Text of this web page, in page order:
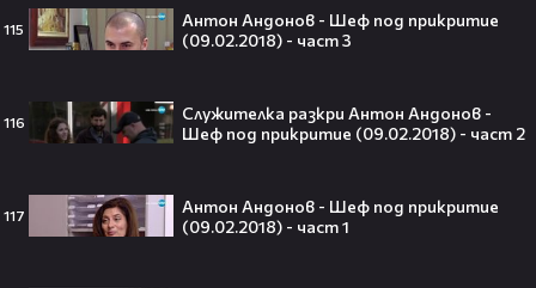
115
Антон Андонов - Шеф под прикритие
(09.02.2018) - част 3
116
Служителка разкри Антон Андонов -
Шеф под прикритие (09.02.2018) - част 2
117
Антон Андонов - Шеф под прикритие
(09.02.2018) - част 1
08:16
ANIVENTURE COMIC CON 2026:
Влязохме в друг свят!
Трафорд“ директно на
театралната сцена👀⚽